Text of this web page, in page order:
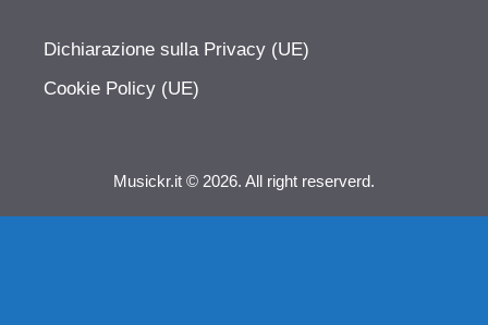
Dichiarazione sulla Privacy (UE)
Cookie Policy (UE)
Musickr.it © 2026. All right reserverd.